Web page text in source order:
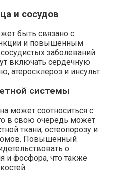
и сосудов
быть связано с
и повышенным
заболеваний.
включать сердечную
атеросклероз и инсульт.
системы
может соотноситься с
в свою очередь может
ткани, остеопорозу и
Повышенный
о
и фосфора, что также